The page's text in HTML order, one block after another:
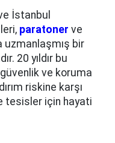
İstanbul
paratoner ve
uzmanlaşmış bir
20 yıldır bu
ve koruma
riskine karşı
tesisler için hayati